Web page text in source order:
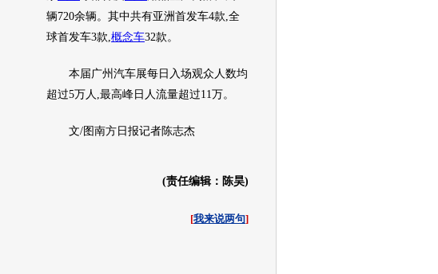
辆720余辆。其中共有亚洲首发车4款,全
球首发车3款, 概念车32款。
本届广州 汽车展每日入场观众人数均
超过5万人,最高峰日人流量超过11万。
文/图南方日报记者陈志杰
(责任编辑：陈昊)
[我来说两句]